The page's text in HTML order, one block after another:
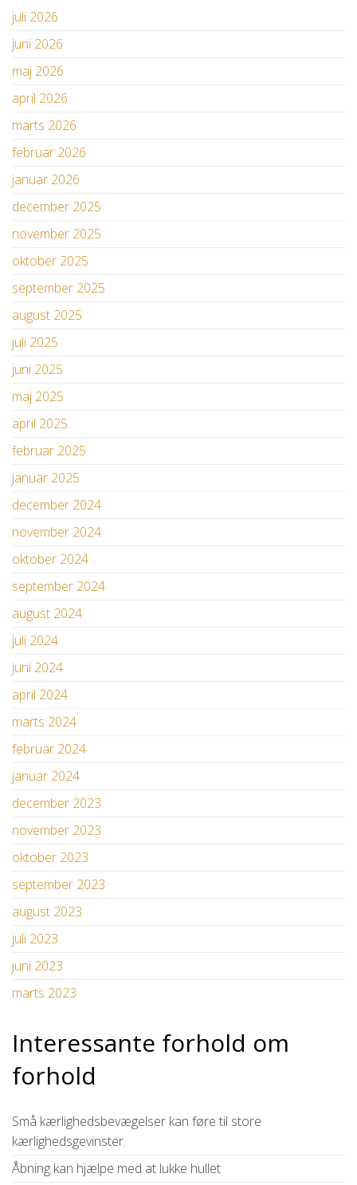
juli 2026
juni 2026
maj 2026
april 2026
marts 2026
februar 2026
januar 2026
december 2025
november 2025
oktober 2025
september 2025
august 2025
juli 2025
juni 2025
maj 2025
april 2025
februar 2025
januar 2025
december 2024
november 2024
oktober 2024
september 2024
august 2024
juli 2024
juni 2024
april 2024
marts 2024
februar 2024
januar 2024
december 2023
november 2023
oktober 2023
september 2023
august 2023
juli 2023
juni 2023
marts 2023
Interessante forhold om
forhold
Små kærlighedsbevægelser kan føre til store
kærlighedsgevinster.
Åbning kan hjælpe med at lukke hullet